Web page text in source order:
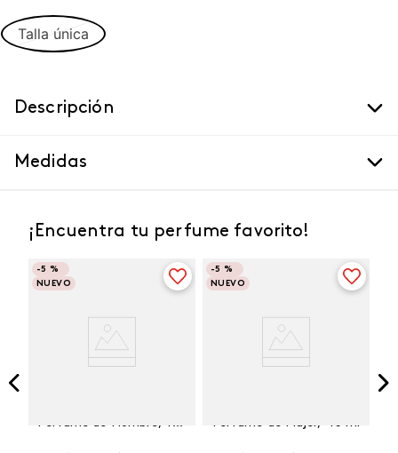
Talla única
Descripción
Medidas
¡Encuentra tu perfume favorito!
-5 %
NUEVO
Perfume de Hombre, 100
-5 %
NUEVO
Perfume de Mujer, 45 ml